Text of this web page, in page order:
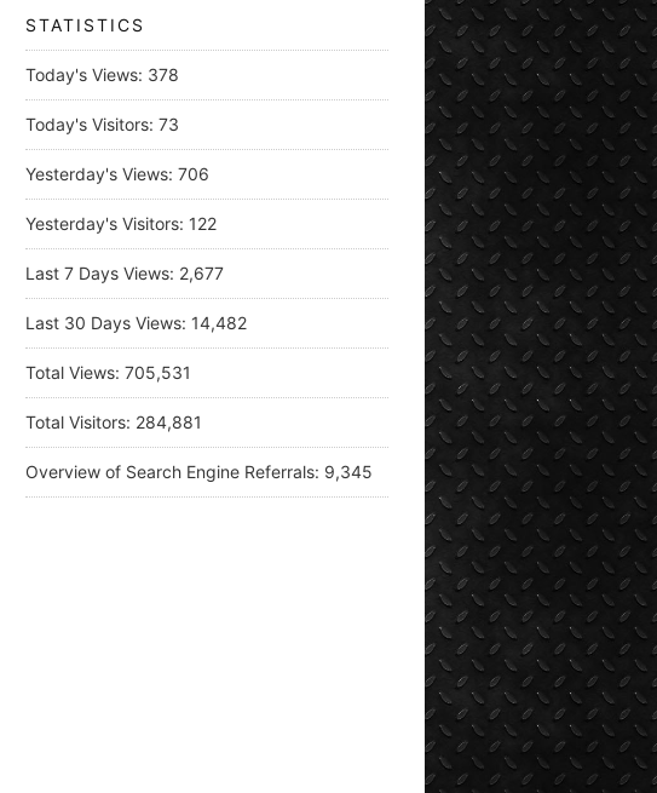
STATISTICS
Today's Views: 378
Today's Visitors: 73
Yesterday's Views: 706
Yesterday's Visitors: 122
Last 7 Days Views: 2,677
Last 30 Days Views: 14,482
Total Views: 705,531
Total Visitors: 284,881
Overview of Search Engine Referrals: 9,345